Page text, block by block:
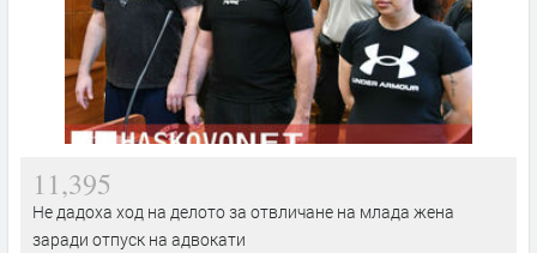
11,395
Не дадоха ход на делото за отвличане на млада жена
заради отпуск на адвокати